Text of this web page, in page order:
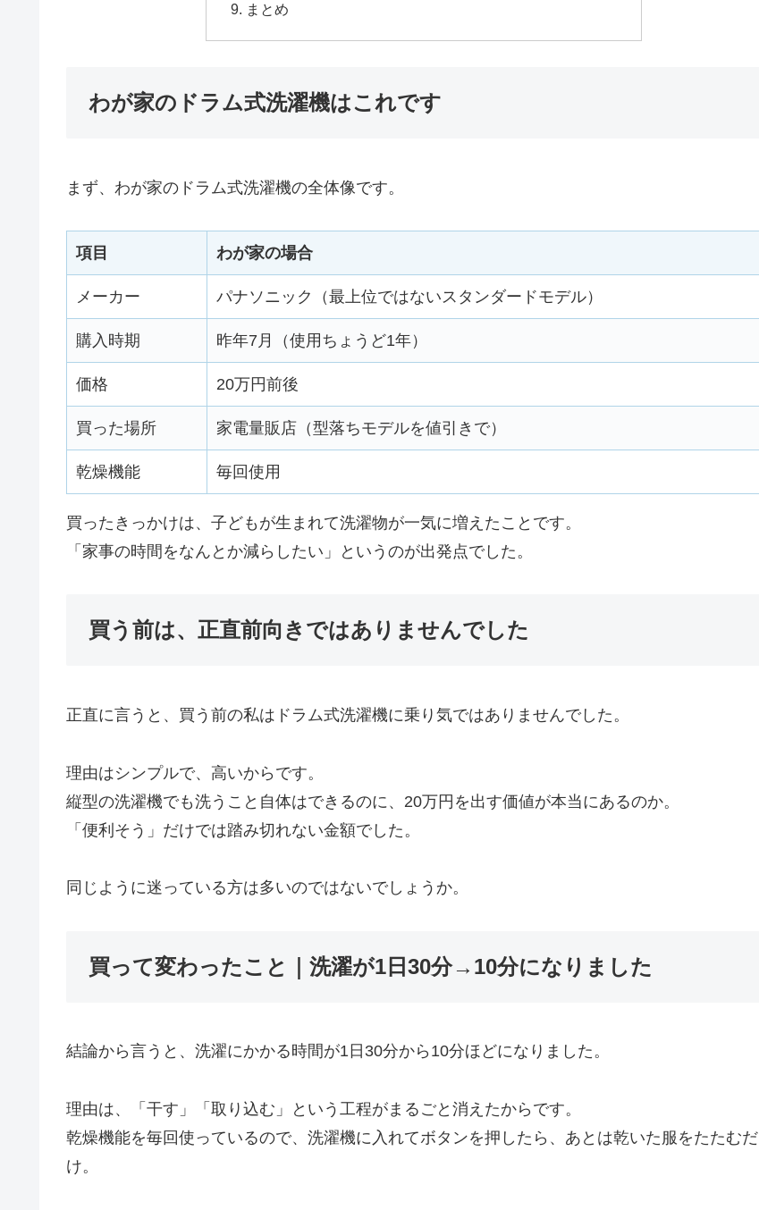
まとめ
わが家のドラム式洗濯機はこれです
まず、わが家のドラム式洗濯機の全体像です。
項目 わが家の場合
メーカー パナソニック（最上位ではないスタンダードモデル）
購入時期 昨年7月（使用ちょうど1年）
価格 20万円前後
買った場所 家電量販店（型落ちモデルを値引きで）
乾燥機能 毎回使用
買ったきっかけは、子どもが生まれて洗濯物が一気に増えたことです。
「家事の時間をなんとか減らしたい」というのが出発点でした。
買う前は、正直前向きではありませんでした
正直に言うと、買う前の私はドラム式洗濯機に乗り気ではありませんでした。
理由はシンプルで、高いからです。
縦型の洗濯機でも洗うこと自体はできるのに、20万円を出す価値が本当にあるのか。
「便利そう」だけでは踏み切れない金額でした。
同じように迷っている方は多いのではないでしょうか。
買って変わったこと｜洗濯が1日30分→10分になりました
結論から言うと、洗濯にかかる時間が1日30分から10分ほどになりました。
理由は、「干す」「取り込む」という工程がまるごと消えたからです。
乾燥機能を毎回使っているので、洗濯機に入れてボタンを押したら、あとは乾いた服をたたむだ
け。